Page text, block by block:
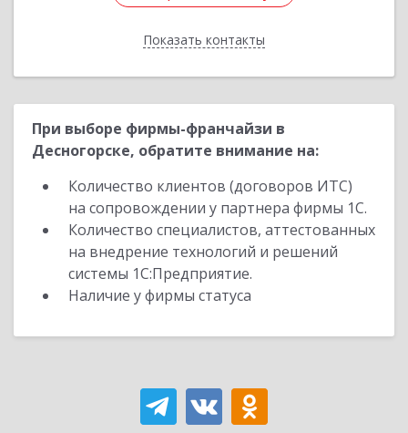
Показать контакты
Назад
При выборе фирмы-франчайзи в
Десногорске, обратите внимание на:
Количество клиентов (договоров ИТС)
на сопровождении у партнера фирмы 1С.
Количество специалистов, аттестованных
на внедрение технологий и решений
системы 1С:Предприятие.
Наличие у фирмы статуса